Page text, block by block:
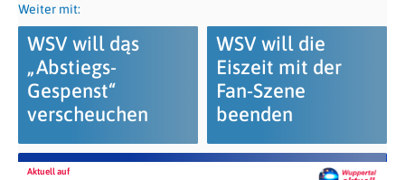
Weiter mit:
WSV will dąs
„Abstiegs-
Gespenst“
verscheuchen
WSV will die
Eiszeit mit der
Fan-Szene
beenden
Aktuell auf